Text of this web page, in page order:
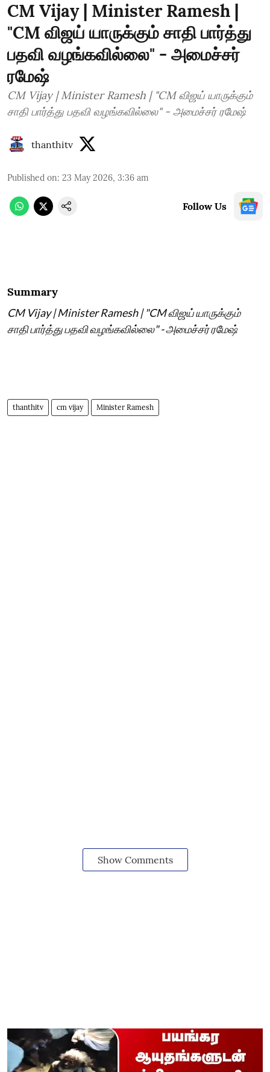
CM Vijay | Minister Ramesh |
"CM விஜய் யாருக்கும் சாதி பார்த்து
பதவி வழங்கவில்லை" - அமைச்சர்
ரமேஷ்
CM Vijay | Minister Ramesh | "CM விஜய் யாருக்கும்
சாதி பார்த்து பதவி வழங்கவில்லை" - அமைச்சர் ரமேஷ்
thanthitv
Published on: 23 May 2026, 3:36 am
Follow Us
Summary
CM Vijay | Minister Ramesh | "CM விஜய் யாருக்கும்
சாதி பார்த்து பதவி வழங்கவில்லை" - அமைச்சர் ரமேஷ்
thanthitv cm vijay Minister Ramesh
Show Comments